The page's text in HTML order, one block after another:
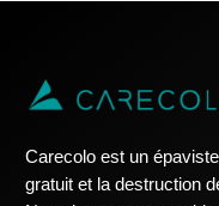
Carecolo est un
gratuit et la destruction